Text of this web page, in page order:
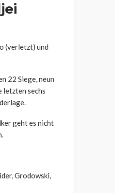
(verletzt) und
22 Siege, neun
letzten sechs
geht es nicht
Grodowski,